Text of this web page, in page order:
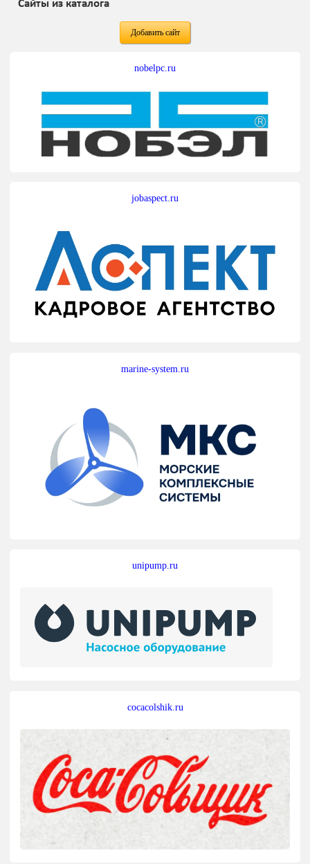
Сайты из каталога
Добавить сайт
nobelpc.ru
jobaspect.ru
marine-system.ru
unipump.ru
cocacolshik.ru